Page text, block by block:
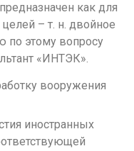
как для
– т. н. двойное
по этому вопросу
«ИНТЭК».
вооружения
иностранных